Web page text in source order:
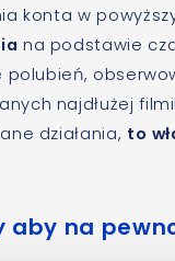
konta w
na podstawie
najdłużej
działania, to
aby na